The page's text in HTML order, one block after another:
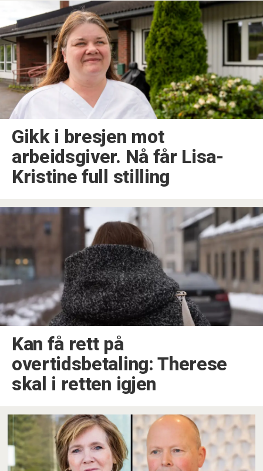
Gikk i bresjen mot
arbeidsgiver. Nå får Lisa-
Kristine full stilling
Kan få rett på
overtidsbetaling: Therese
skal i retten igjen